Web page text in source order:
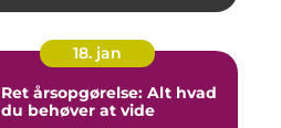
18. jan
Ret årsopgørelse: Alt hvad
du behøver at vide